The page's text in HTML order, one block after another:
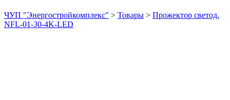
ЧУП "Энергостройкомплекс" > Товары > Прожектор светод.
NFL-01-30-4K-LED